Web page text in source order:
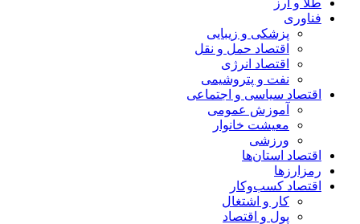
فناوری
پزشکی و زیبایی
اقتصاد حمل و نقل
اقتصاد انرژی
نفت و پتروشیمی
اقتصاد سیاسی و اجتماعی
آموزش عمومی
معیشت خانوار
ورزشی
اقتصاد استان‌ها
رمزارزها
اقتصاد کسب‌و‌کار
کار و اشتغال
پول و اقتصاد